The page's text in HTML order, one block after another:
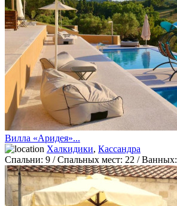
Вилла «Аридея»...
Халкидики, Кассандра
Спальни: 9 / Спальных мест: 22 /Ванных: